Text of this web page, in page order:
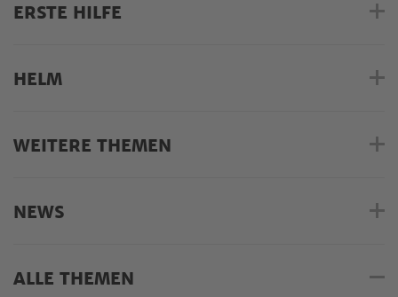
ERSTE HILFE
HELM
WEITERE THEMEN
NEWS
ALLE THEMEN